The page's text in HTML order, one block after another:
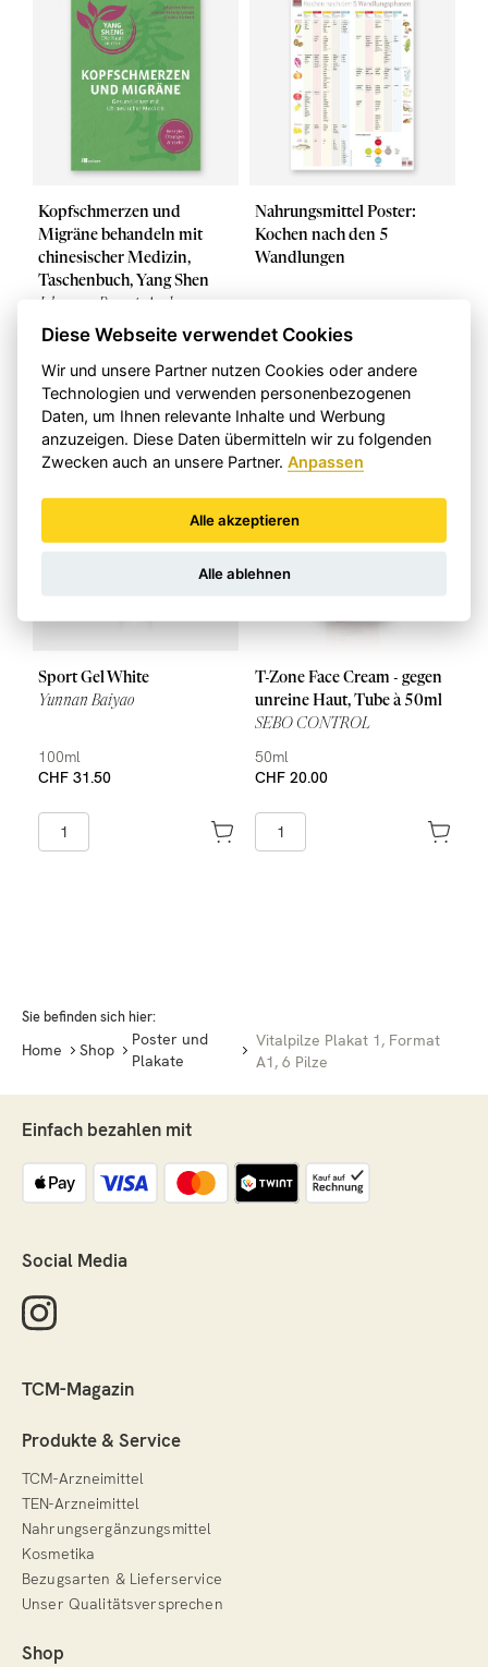
Kopfschmerzen und
Migräne behandeln mit
chinesischer Medizin,
Taschenbuch, Yang Shen
Johannes Bernot, Andrea
Hellwig, Claudia Nichterl
Nahrungsmittel Poster:
Kochen nach den 5
Wandlungen
DIN A2
Sport Gel White
Yunnan Baiyao
100ml
CHF 31.50
T-Zone Face Cream - gegen
unreine Haut, Tube à 50ml
SEBO CONTROL
50ml
CHF 20.00
Sie befinden sich hier:
Home Shop
Poster und
Plakate
Vitalpilze Plakat 1, Format
A1, 6 Pilze
Einfach bezahlen mit
Social Media
TCM-Magazin
Produkte & Service
TCM-Arzneimittel
TEN-Arzneimittel
Nahrungsergänzungsmittel
Kosmetika
Bezugsarten & Lieferservice
Unser Qualitätsversprechen
Shop
Diese Webseite verwendet Cookies
Wir und unsere Partner nutzen Cookies oder andere
Technologien und verwenden personenbezogenen
Daten, um Ihnen relevante Inhalte und Werbung
anzuzeigen. Diese Daten übermitteln wir zu folgenden
Zwecken auch an unsere Partner.Anpassen
Alle akzeptieren
Alle ablehnen